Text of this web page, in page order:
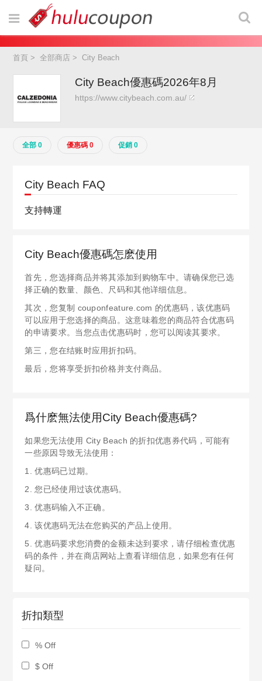
首頁 >全部商店 >City Beach
City Beach優惠碼2026年8月
https://www.citybeach.com.au/
全部 0 優惠碼 0 促銷 0
City Beach FAQ
支持轉運
City Beach優惠碼怎麽使用
首先，您选择商品并将其添加到购物车中。请确保您已选
择正确的数量、颜色、尺码和其他详细信息。
其次，您复制 couponfeature.com 的优惠码，该优惠码
可以应用于您选择的商品。这意味着您的商品符合优惠码
的申请要求。当您点击优惠码时，您可以阅读其要求。
第三，您在结账时应用折扣码。
最后，您将享受折扣价格并支付商品。
爲什麽無法使用City Beach優惠碼?
如果您无法使用 City Beach 的折扣优惠券代码，可能有
一些原因导致无法使用：
1. 优惠码已过期。
2. 您已经使用过该优惠码。
3. 优惠码输入不正确。
4. 该优惠码无法在您购买的产品上使用。
5. 优惠码要求您消费的金额未达到要求，请仔细检查优惠
码的条件，并在商店网站上查看详细信息，如果您有任何
疑问。
折扣類型
% Off
$ Off